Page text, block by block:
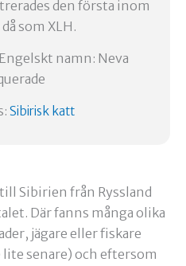
den första inom
då som XLH.
namn: Neva
Sibirisk katt
Sibirien från Ryssland
Där fanns många olika
jägare eller fiskare
senare) och eftersom